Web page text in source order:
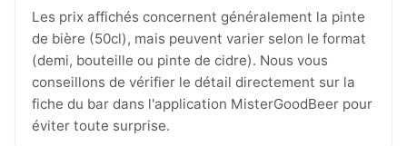
Les prix affichés concernent généralement la pinte
de bière (50cl), mais peuvent varier selon le format
(demi, bouteille ou pinte de cidre). Nous vous
conseillons de vérifier le détail directement sur la
fiche du bar dans l'application MisterGoodBeer pour
éviter toute surprise.